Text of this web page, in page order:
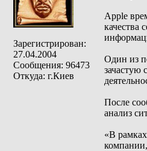
Зарегистрирован:
27.04.2004
Сообщения: 96473
Откуда: г.Киев
Apple
качества
Один из
зачастую
После
анализ
«В